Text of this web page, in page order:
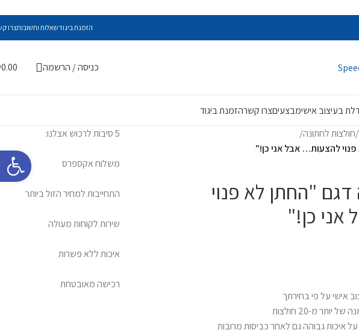
הזמנת ביגודשאלות ותשובותצרו
כניסה / הרשמה 0.00
בעיצוב אישימבצעיםצרו קשרהזמנת ביגוד
/חולצות לחתונה/
להצעות… אבל אני כן!"
"החתן לא פנוי
כן!"
אישי על פי בחירתך
מ-20 חולצות
גבוהה גם לאחר כביסות מרובות
5 סיבות לרכוש אצלנו:
משלוח אקספרס
התחייבות למחיר הזול ביותר
שירות לקוחות מעולה
איכות ללא פשרות
רכישה מאובטחת
פתח